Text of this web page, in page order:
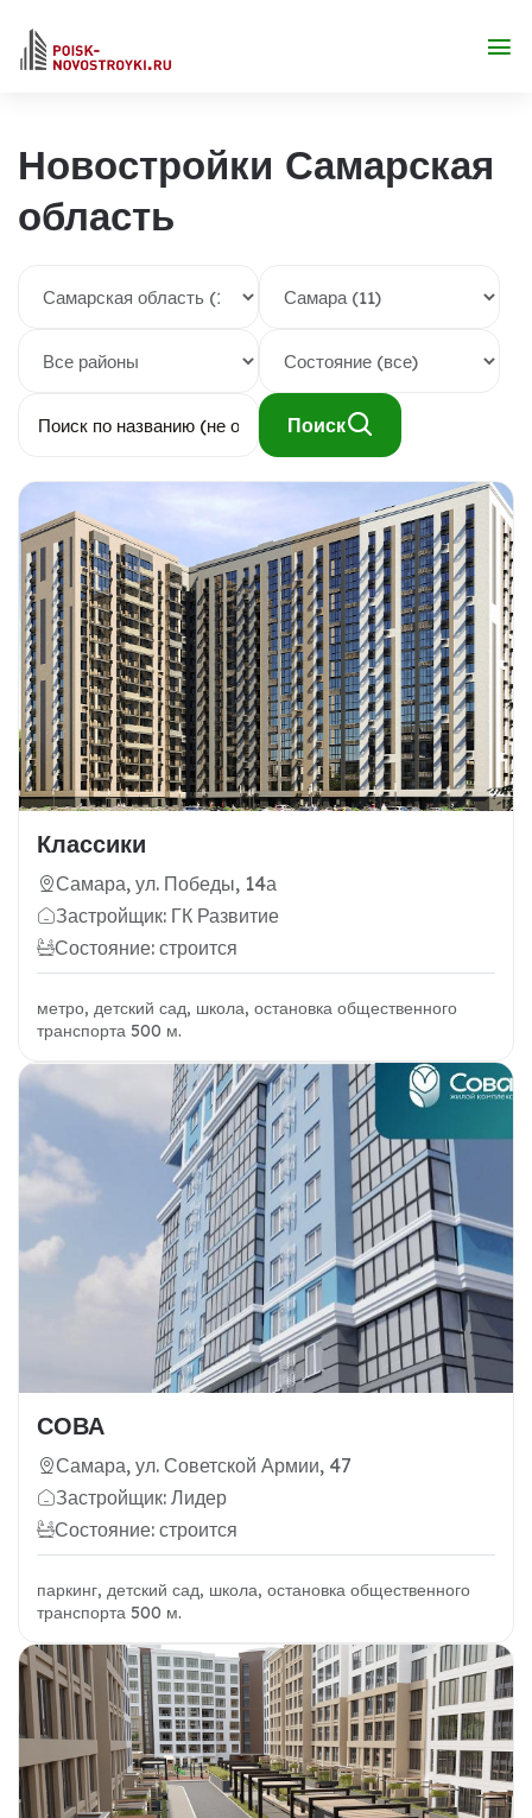
Новостройки Самарская
область
Поиск
Классики
Самара, ул. Победы, 14а
Застройщик: ГК Развитие
Состояние: строится
метро, детский сад, школа, остановка общественного
транспорта 500 м.
СОВА
Самара, ул. Советской Армии, 47
Застройщик: Лидер
Состояние: строится
паркинг, детский сад, школа, остановка общественного
транспорта 500 м.